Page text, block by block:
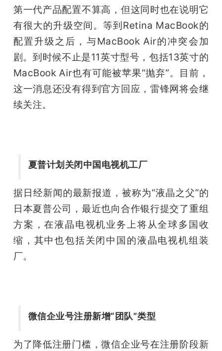
第一代产品配置不算高，但这同时也在说明它
有很大的升级空间。等到Retina MacBook的
配置升级之后，与MacBook Air的冲突会加
剧。到时候不止是11英寸型号，包括13英寸的
MacBook Air也有可能被苹果“抛弃”。目前，
这一消息还没有得到官方回应，雷锋网将会继
续关注。
夏普计划关闭中国电视机工厂
据日经新闻的最新报道，被称为“液晶之父”的
日本夏普公司，最近也向合作银行提交了重组
方案，在液晶电视机业务上将从全球多国收
缩，其中也包括关闭中国的液晶电视机组装
厂。
微信企业号注册新增“团队”类型
为了降低注册门槛，微信企业号在注册阶段新